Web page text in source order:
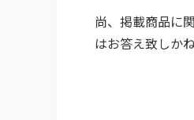
尚、掲載商品に
はお答え致しか